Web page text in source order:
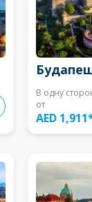
В одну
от
AED 1,911